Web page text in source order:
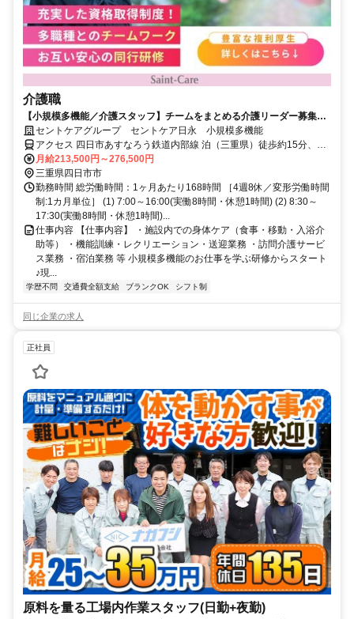
介護職
【小規模多機能／介護スタッフ】チームをまとめる介護リーダー募集！
スタッフ育成やチームづくりに関われるポジションで経験を活かして働
きませんか？
セントケアグループ セントケア日永 小規模多機能
アクセス 四日市あすなろう鉄道内部線 泊（三重県）徒歩約15分、四
日市あすなろう鉄道八王子線 西日野徒歩約20分、四日市あすなろう
鉄道内部線 追分（三重県）徒歩約21分 あすなろう鉄道 泊駅より徒歩
20分
月給213,500円～276,500円
三重県四日市市
勤務時間 総労働時間：1ヶ月あたり168時間 ［4週8休／変形労働時間
制:1カ月単位］ (1) 7:00～16:00(実働8時間・休憩1時間) (2) 8:30～
17:30(実働8時間・休憩1時間)...
仕事内容 【仕事内容】 ・施設内での身体ケア（食事・移動・入浴介
助等） ・機能訓練・レクリエーション・送迎業務 ・訪問介護サービ
ス業務 ・宿泊業務 等 小規模多機能のお仕事を学ぶ研修からスタート
♪現...
学歴不問 交通費全額支給 ブランクOK シフト制
同じ企業の求人
正社員
原料を量る工場内作業スタッフ(日勤+夜勤)